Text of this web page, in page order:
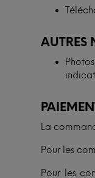
AUTRES
La
Pour les
Pour les